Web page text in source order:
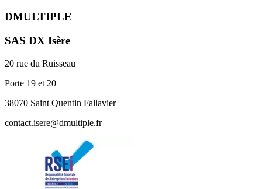
DMULTIPLE
SAS DX Isère
20 rue du Ruisseau
Porte 19 et 20
38070 Saint Quentin Fallavier
contact.isere@dmultiple.fr